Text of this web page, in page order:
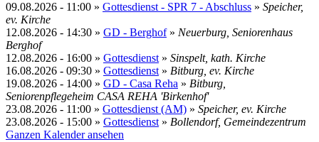
09.08.2026 - 11:00 » Gottesdienst - SPR 7 - Abschluss » Speicher,
ev. Kirche
12.08.2026 - 14:30 » GD - Berghof» Neuerburg, Seniorenhaus
Berghof
12.08.2026 - 16:00 » Gottesdienst» Sinspelt, kath. Kirche
16.08.2026 - 09:30 » Gottesdienst» Bitburg, ev. Kirche
19.08.2026 - 14:00 » GD - Casa Reha » Bitburg,
Seniorenpflegeheim CASA REHA 'Birkenhof'
23.08.2026 - 11:00 » Gottesdienst (AM) » Speicher, ev. Kirche
23.08.2026 - 15:00 » Gottesdienst» Bollendorf, Gemeindezentrum
Ganzen Kalender ansehen